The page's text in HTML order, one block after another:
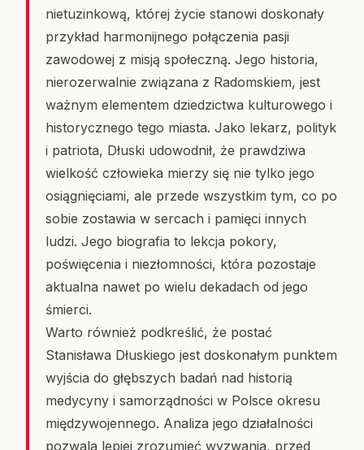
nietuzinkową, której życie stanowi doskonały
przykład harmonijnego połączenia pasji
zawodowej z misją społeczną. Jego historia,
nierozerwalnie związana z Radomskiem, jest
ważnym elementem dziedzictwa kulturowego i
historycznego tego miasta. Jako lekarz, polityk
i patriota, Dłuski udowodnił, że prawdziwa
wielkość człowieka mierzy się nie tylko jego
osiągnięciami, ale przede wszystkim tym, co po
sobie zostawia w sercach i pamięci innych
ludzi. Jego biografia to lekcja pokory,
poświęcenia i niezłomności, która pozostaje
aktualna nawet po wielu dekadach od jego
śmierci.
Warto również podkreślić, że postać
Stanisława Dłuskiego jest doskonałym punktem
wyjścia do głębszych badań nad historią
medycyny i samorządności w Polsce okresu
międzywojennego. Analiza jego działalności
pozwala lepiej zrozumieć wyzwania, przed